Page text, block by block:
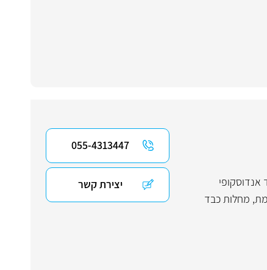
אנדוסקופי
, מחלות כבד
055-4313447
יצירת קשר